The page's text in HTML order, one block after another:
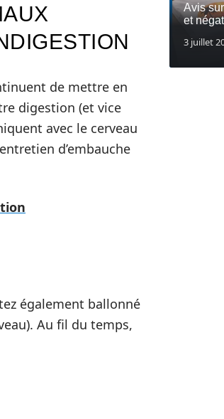
de mettre en
digestion (et vice
avec le cerveau
d’embauche
également ballonné
Au fil du temps,
Avis
et
3 juillet